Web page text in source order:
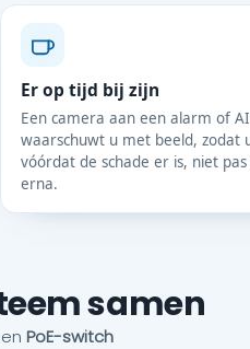
Er op tijd bij zijn
Een camera aan een alarm of
waarschuwt u met beeld, zodat
vóórdat de schade er is, niet
erna.
samen
PoE-switch